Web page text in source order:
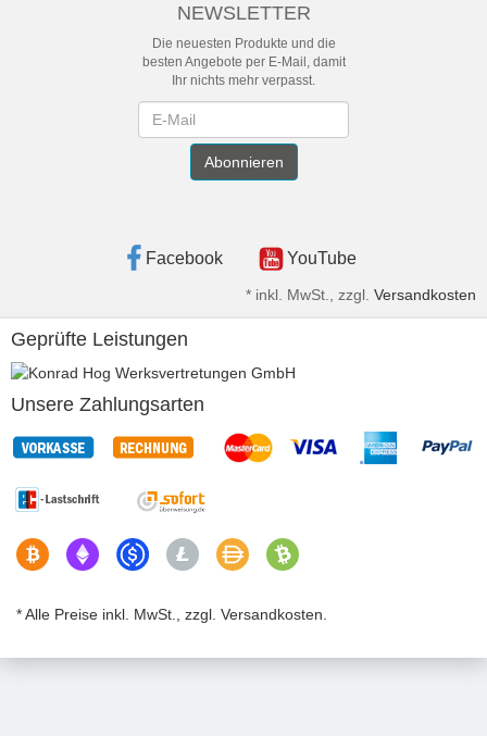
NEWSLETTER
Die neuesten Produkte und die
besten Angebote per E-Mail, damit
Ihr nichts mehr verpasst.
Abonnieren
Facebook YouTube
* inkl. MwSt., zzgl. Versandkosten
Geprüfte Leistungen
Unsere Zahlungsarten
* Alle Preise inkl. MwSt., zzgl. Versandkosten.